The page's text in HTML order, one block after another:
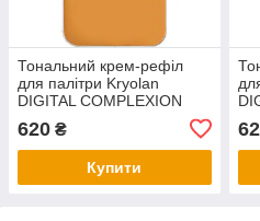
Тональний крем-рефіл
для палітри Kryolan
DIGITAL COMPLEXION
620 ₴
Купити